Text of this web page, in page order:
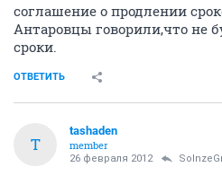
соглашение о продлении
Антаровцы говорили,что не
сроки.
ОТВЕТИТЬ
T
tashaden
member
26 февраля 2012